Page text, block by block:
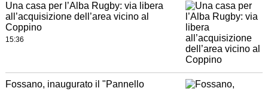
Una casa per l’Alba Rugby: via libera
all’acquisizione dell’area vicino al
Coppino
15:36
Fossano, inaugurato il "Pannello